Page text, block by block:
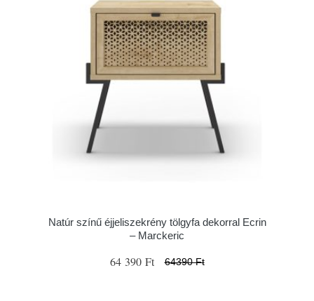
Natúr színű éjjeliszekrény tölgyfa dekorral Ecrin
– Marckeric
64 390 Ft 64390 Ft